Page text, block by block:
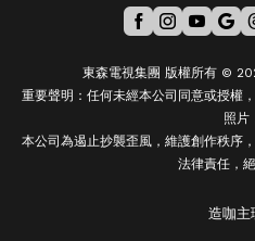
造咖主
東森電視集團 版權所有 ©
重要聲明：任何未經本公司同意或授權
照片
本公司為遏止抄襲歪風，維護創作秩序
法律責任，絕